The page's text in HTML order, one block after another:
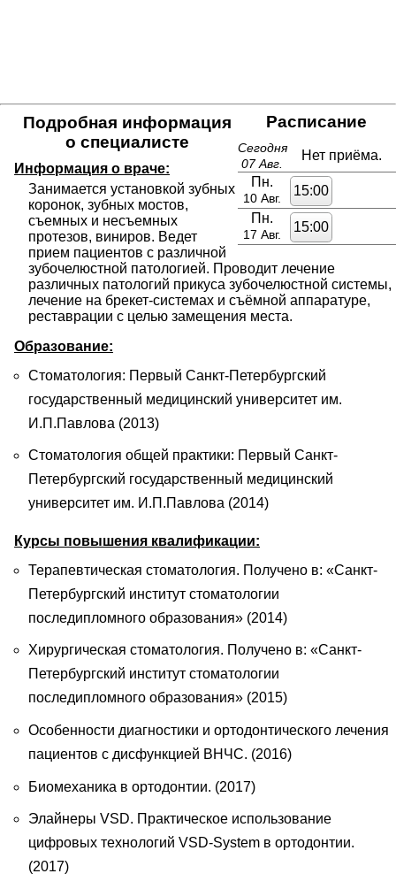
Расписание
Сегодня
07 Авг.
Нет приёма.
Пн.
10 Авг.
15:00
Пн.
17 Авг.
15:00
Подробная информация
о специалисте
Информация о враче:
Занимается установкой зубных
коронок, зубных мостов,
съемных и несъемных
протезов, виниров. Ведет
прием пациентов с различной
зубочелюстной патологией. Проводит лечение
различных патологий прикуса зубочелюстной системы,
лечение на брекет-системах и съёмной аппаратуре,
реставрации с целью замещения места.
Образование:
Стоматология: Первый Санкт-Петербургский
государственный медицинский университет им.
И.П.Павлова (2013)
Стоматология общей практики: Первый Санкт-
Петербургский государственный медицинский
университет им. И.П.Павлова (2014)
Курсы повышения квалификации:
Терапевтическая стоматология. Получено в: «Санкт-
Петербургский институт стоматологии
последипломного образования» (2014)
Хирургическая стоматология. Получено в: «Санкт-
Петербургский институт стоматологии
последипломного образования» (2015)
Особенности диагностики и ортодонтического лечения
пациентов с дисфункцией ВНЧС. (2016)
Биомеханика в ортодонтии. (2017)
Элайнеры VSD. Практическое использование
цифровых технологий VSD-System в ортодонтии.
(2017)